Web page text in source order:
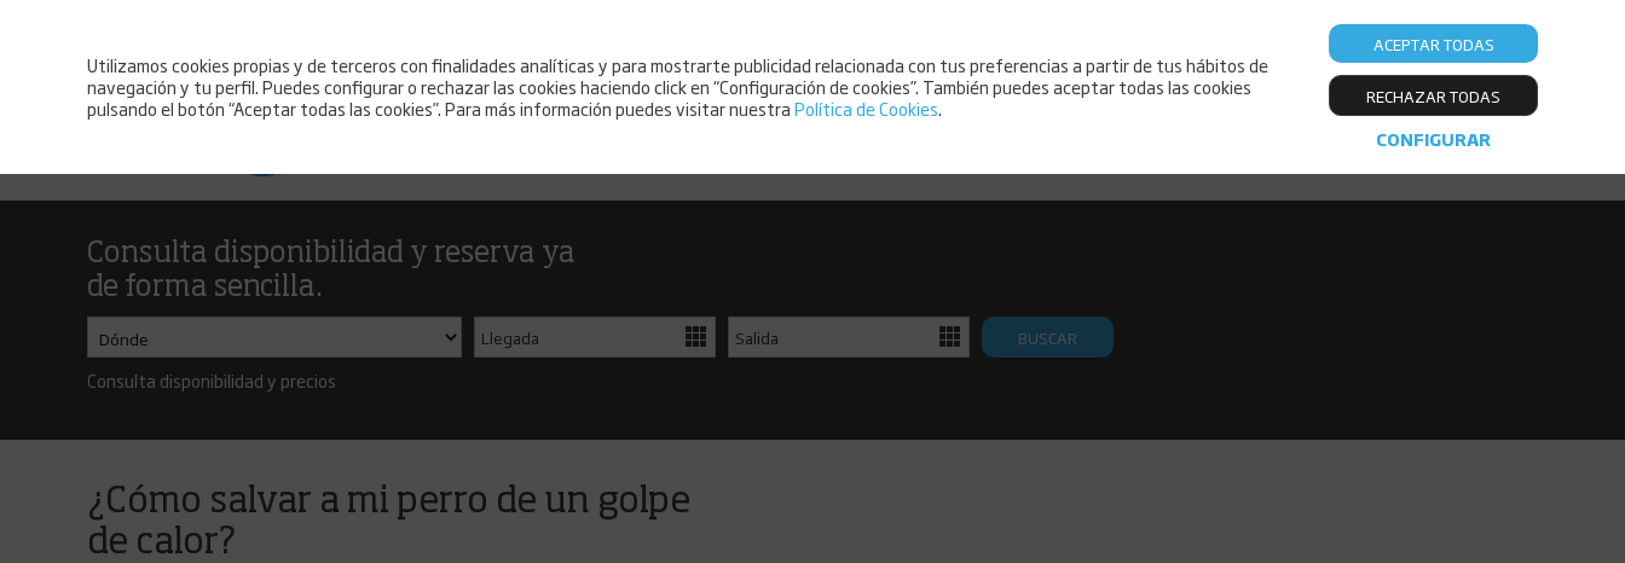
Utilizamos cookies propias y de terceros con finalidades analíticas y para mostrarte publicidad relacionada con tus preferencias a partir de tus hábitos de
navegación y tu perfil. Puedes configurar o rechazar las cookies haciendo click en “Configuración de cookies”. También puedes aceptar todas las cookies
pulsando el botón “Aceptar todas las cookies”. Para más información puedes visitar nuestraPolítica de Cookies.
ACEPTAR TODAS
RECHAZAR TODAS
CONFIGURAR
Viajar con mascotas
Consulta disponibilidad y reserva ya
de forma sencilla.
BUSCAR
Consulta disponibilidad y precios
¿Cómo salvar a mi perro de un golpe
de calor?